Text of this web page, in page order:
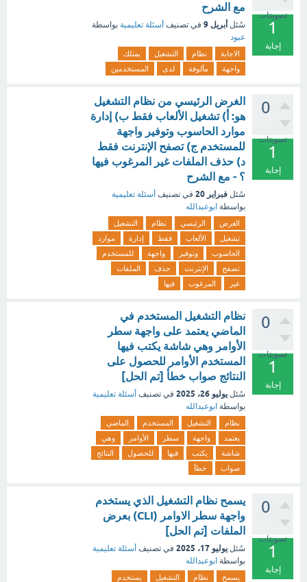
تصويتات
1
إجابة
مع الشرح
سُئل أبريل 9 في تصنيف أسئلة تعليمية بواسطة
عبود
الاجابة نظام التشغيل
يمتلك
واجهة
مألوفة لدى المستخدمين
0
تصويتات
1
إجابة
الغرض الرئيسي من نظام التشغيل
هو: أ) تشغيل الألعاب فقط ب) إدارة
موارد الحاسوب وتوفير واجهة
للمستخدم ج) تصفح الإنترنت فقط
د) حذف الملفات غير المرغوب فيها
؟ - مع الشرح
سُئل فبراير 20 في تصنيف أسئلة تعليمية
بواسطة ابوعبدالله
الغرض الرئيسي نظام
التشغيل
تشغيل
الألعاب فقط إدارة
موارد
الحاسوب
وتوفير واجهة
للمستخدم
تصفح
الإنترنت حذف
الملفات
غير
المرغوب فيها
0
تصويتات
1
إجابة
نظام التشغيل المستخدم في
الماضي يعتمد على واجهة سطر
الأوامر وهي شاشة يكتب فيها
المستخدم الأوامر للحصول على
النتائج صواب خطأ [تم الحل]
سُئل يوليو 26، 2025 في تصنيف أسئلة تعليمية
بواسطة ابوعبدالله
نظام التشغيل المستخدم
الماضي
يعتمد
واجهة سطر الأوامر
وهي
شاشة
يكتب فيها للحصول
النتائج
صواب
خطأ
0
تصويتات
1
إجابة
يسمح نظام التشغيل الذي يستخدم
واجهة سطر الاوامر (CLI) بعرض
الملفات [تم الحل]
سُئل يوليو 17، 2025 في تصنيف أسئلة تعليمية
بواسطة ابوعبدالله
يسمح نظام التشغيل
يستخدم